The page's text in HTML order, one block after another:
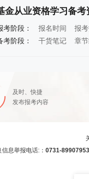
金从业资格学习备考
考阶段： 报名时间 报
考阶段： 干货笔记 章
及时、快捷
发布报考内容
息举报电话:： 0731-89907953